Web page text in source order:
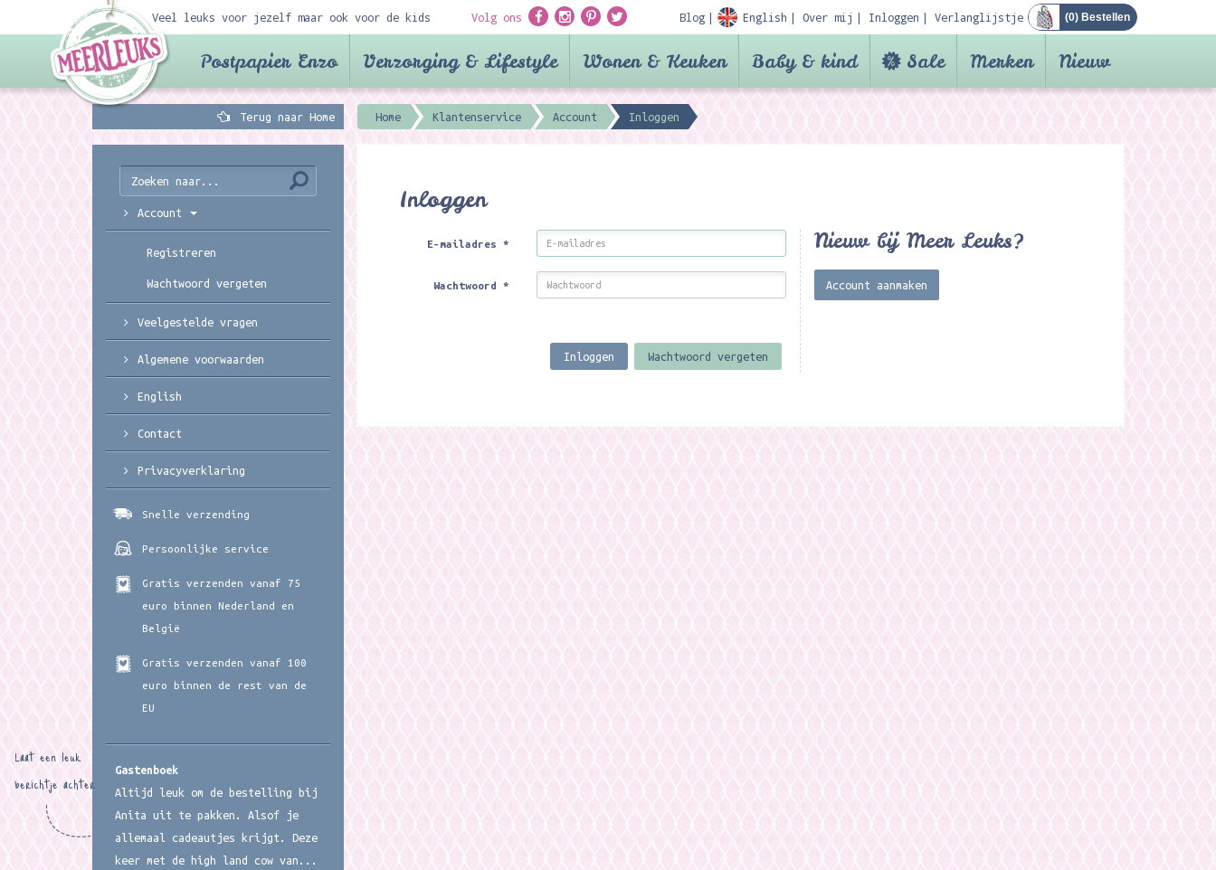
Veel leuks voor jezelf maar ook voor de kids Volg ons Blog English Over mij Inloggen Verlanglijstje (0) Bestellen
Postpapier Enzo Verzorging & Lifestyle Wonen & Keuken Baby & kind Sale Merken Nieuw
Terug naar Home Home Klantenservice Account Inloggen
Inloggen
E-mailadres*
Wachtwoord*
Inloggen Wachtwoord vergeten
Nieuw bij Meer Leuks?
Account aanmaken
Account
Registreren
Wachtwoord vergeten
Veelgestelde vragen
Algemene voorwaarden
English
Contact
Privacyverklaring
Snelle verzending
Persoonlijke service
Gratis verzenden vanaf 75
euro binnen Nederland en
België
Gratis verzenden vanaf 100
euro binnen de rest van de
EU
Gastenboek
Altijd leuk om de bestelling bij
Anita uit te pakken. Alsof je
allemaal cadeautjes krijgt. Deze
keer met de high land cow van...
Laat een leuk
berichtje achter